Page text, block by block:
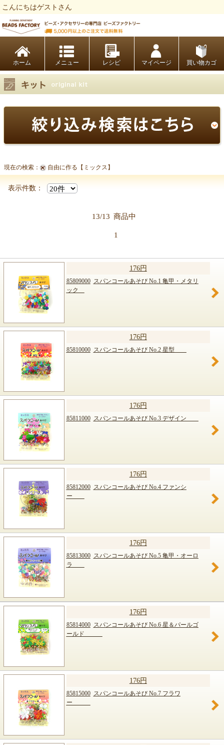
こんにちはゲストさん
ホーム レシピ マイページ 買い物カゴ
現在の検索： 自由に作る【ミックス】
表示件数：
13/13 商品中
1
176円
85809000 スパンコールあそび No.1 亀甲・メタリ
ック
176円
85810000 スパンコールあそび No.2 星型
176円
85811000 スパンコールあそび No.3 デザイン
176円
85812000 スパンコールあそび No.4 ファンシ
ー
176円
85813000 スパンコールあそび No.5 亀甲・オーロ
ラ
176円
85814000 スパンコールあそび No.6 星＆パールゴ
ールド
176円
85815000 スパンコールあそび No.7 フラワ
ー